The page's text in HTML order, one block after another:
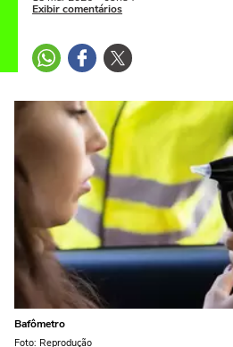
Exibir comentários
Bafômetro
Foto: Reprodução